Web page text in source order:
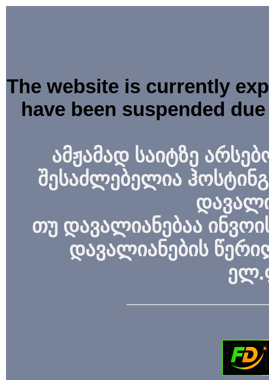
The website is currently
have been suspended
ამჟამად საიტზე
შესაძლებელია
თუ დავალიანებაა
დავალიანების